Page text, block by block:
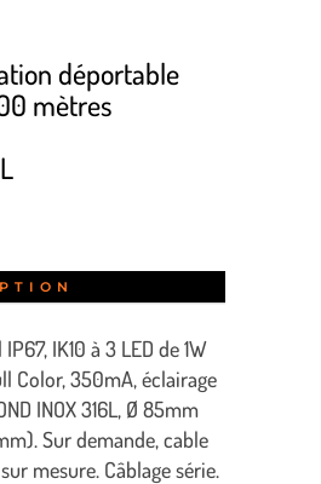
déportable
mètres
IK10 à 3 LED de 1W
Color, 350mA, éclairage
INOX 316L, Ø 85mm
Sur demande, cable
mesure. Câblage série.